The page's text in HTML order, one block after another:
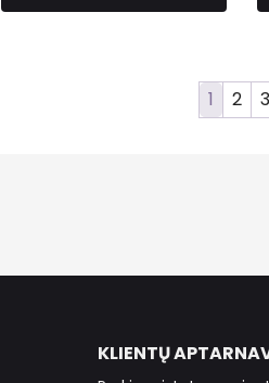
1 2 3
KLIENTŲ